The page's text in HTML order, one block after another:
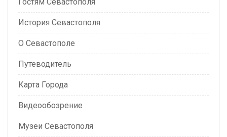
История Севастополя
О Севастополе
Путеводитель
Карта Города
Видеообозрение
Музеи Севастополя